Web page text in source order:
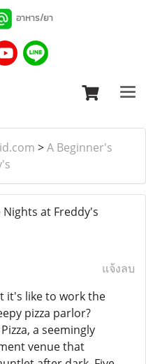
อาหาร/ยา
>A Beginner's
at Freddy's
แจ้งลบ
it's like to work the
pizza parlor?
a seemingly
venue that